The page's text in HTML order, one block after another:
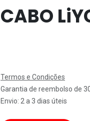
CABO
Termos e Condições
Garantia de reembolso de
Envio: 2 a 3 dias úteis